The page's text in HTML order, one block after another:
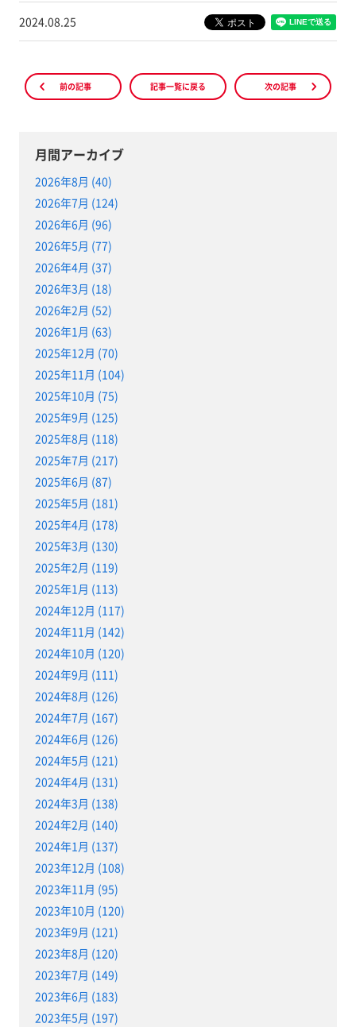
2024.08.25
前の記事 記事一覧に戻る 次の記事
月間アーカイブ
2026年8月 (40)
2026年7月 (124)
2026年6月 (96)
2026年5月 (77)
2026年4月 (37)
2026年3月 (18)
2026年2月 (52)
2026年1月 (63)
2025年12月 (70)
2025年11月 (104)
2025年10月 (75)
2025年9月 (125)
2025年8月 (118)
2025年7月 (217)
2025年6月 (87)
2025年5月 (181)
2025年4月 (178)
2025年3月 (130)
2025年2月 (119)
2025年1月 (113)
2024年12月 (117)
2024年11月 (142)
2024年10月 (120)
2024年9月 (111)
2024年8月 (126)
2024年7月 (167)
2024年6月 (126)
2024年5月 (121)
2024年4月 (131)
2024年3月 (138)
2024年2月 (140)
2024年1月 (137)
2023年12月 (108)
2023年11月 (95)
2023年10月 (120)
2023年9月 (121)
2023年8月 (120)
2023年7月 (149)
2023年6月 (183)
2023年5月 (197)